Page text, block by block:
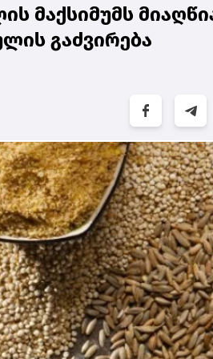
მაქსიმუმს
გაძვირება